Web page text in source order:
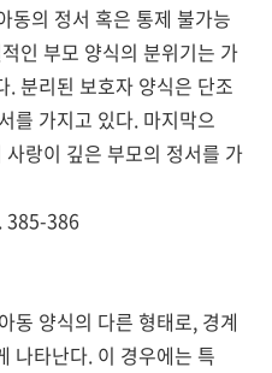
동의 정서 혹은 통제 불가능
인 부모 양식의 분위기는 가
분리된 보호자 양식은 단조
를 가지고 있다. 마지막으
랑이 깊은 부모의 정서를 가
385-386
동 양식의 다른 형태로, 경계
나타난다. 이 경우에는 특